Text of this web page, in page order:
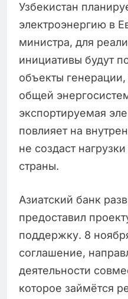
Узбекистан
электроэнергию в
министра, для
инициативы будут
объекты
общей
экспортируемая
повлияет на
не создаст
страны.
Азиатский банк
предоставил
поддержку. 8
соглашение,
деятельности
которое займётся